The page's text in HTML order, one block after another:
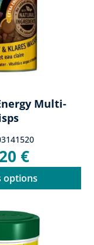
Multi-
€
options